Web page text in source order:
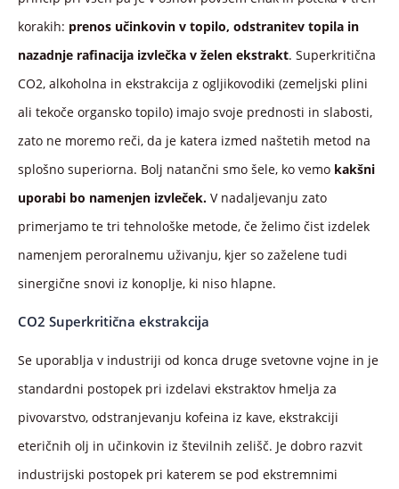
korakih: prenos učinkovin v topilo, odstranitev topila in
nazadnje rafinacija izvlečka v želen ekstrakt. Superkritična
CO2, alkoholna in ekstrakcija z ogljikovodiki (zemeljski plini
ali tekoče organsko topilo) imajo svoje prednosti in slabosti,
zato ne moremo reči, da je katera izmed naštetih metod na
splošno superiorna. Bolj natančni smo šele, ko vemo kakšni
uporabi bo namenjen izvleček. V nadaljevanju zato
primerjamo te tri tehnološke metode, če želimo čist izdelek
namenjem peroralnemu uživanju, kjer so zaželene tudi
sinergične snovi iz konoplje, ki niso hlapne.
CO2 Superkritična ekstrakcija
Se uporablja v industriji od konca druge svetovne vojne in je
standardni postopek pri izdelavi ekstraktov hmelja za
pivovarstvo, odstranjevanju kofeina iz kave, ekstrakciji
eteričnih olj in učinkovin iz številnih zelišč. Je dobro razvit
industrijski postopek pri katerem se pod ekstremnimi